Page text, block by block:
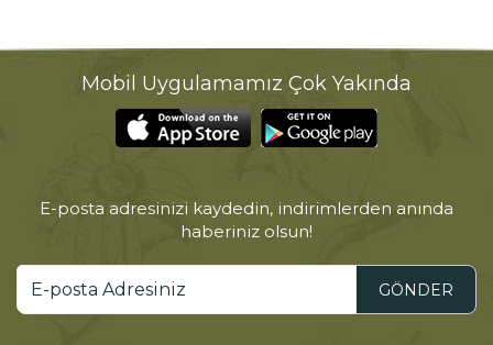
Mobil Uygulamamız Çok Yakında
E-posta adresinizi kaydedin, indirimlerden anında
haberiniz olsun!
GÖNDER